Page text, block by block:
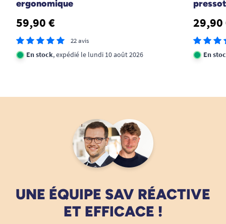
ergonomique
59,90 €
22 avis
En stock, expédié le lundi 10 août 2026
29,90
En
UNE ÉQUIPE SAV RÉACTIVE
ET EFFICACE !